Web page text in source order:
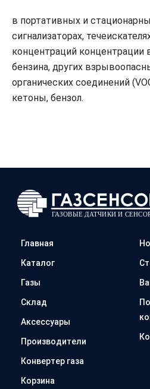
в портативных и
сигнализаторах,
концентраций концентрации
бензина, других
органических соединений
кетоны, бензол.
Главная
Каталог
Газы
Склад
Аксессуары
Производители
Конвертер газа
Корзина